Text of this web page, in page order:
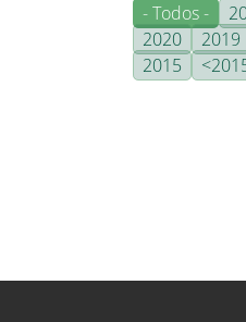
- Todos -
2020
2019
2015